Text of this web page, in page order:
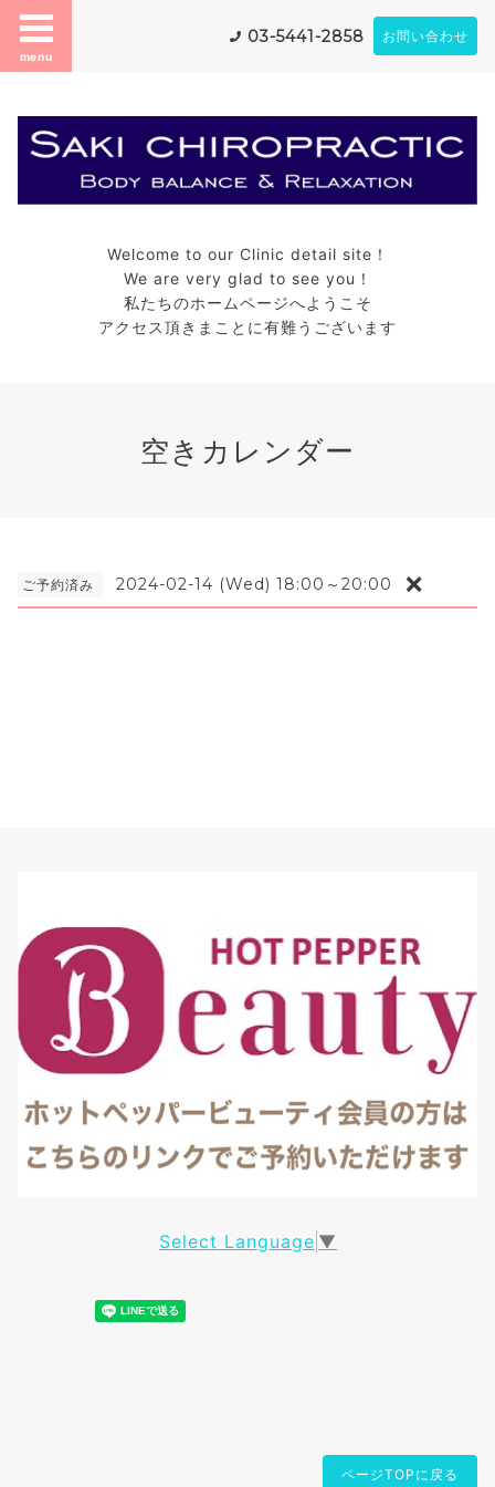
menu
03-5441-2858 お問い合わせ
Welcome to our Clinic detail site！
We are very glad to see you！
私たちのホームページへようこそ
アクセス頂きまことに有難うございます
空きカレンダー
ご予約済み 2024-02-14 (Wed) 18:00～20:00 ❌
Select Language ▼
ページTOPに戻る